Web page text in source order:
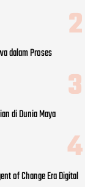
dalam Proses
di Dunia Maya
of Change Era Digital